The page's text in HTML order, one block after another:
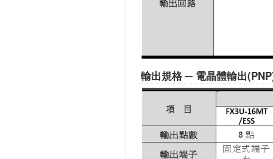
輸出規格 ─ 電晶體輸出